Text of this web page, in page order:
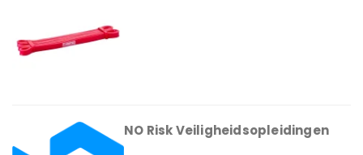
NO Risk Veiligheidsopleidingen